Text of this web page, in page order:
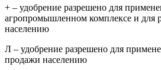
+ – удобрение разрешено для
агропромышленном комплексе и для
населению
Л – удобрение разрешено для
продажи населению